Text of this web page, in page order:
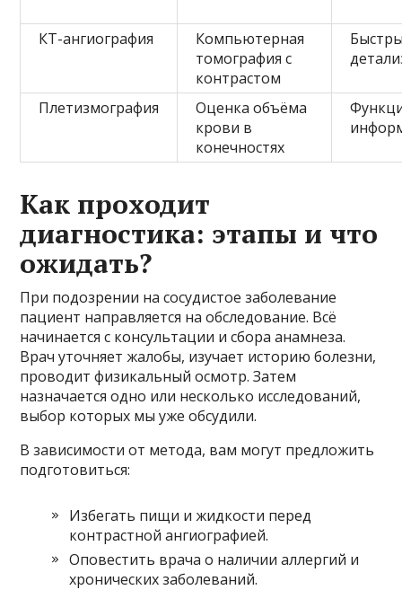
КТ-ангиография
Компьютерная
томография с
контрастом
Плетизмография
Оценка объёма
крови в
конечностях
Как проходит
диагностика: этапы и что
ожидать?
При подозрении на сосудистое заболевание
пациент направляется на обследование. Всё
начинается с консультации и сбора анамнеза.
Врач уточняет жалобы, изучает историю болезни,
проводит физикальный осмотр. Затем
назначается одно или несколько исследований,
выбор которых мы уже обсудили.
В зависимости от метода, вам могут предложить
подготовиться:
Избегать пищи и жидкости перед
контрастной ангиографией.
Оповестить врача о наличии аллергий и
хронических заболеваний.